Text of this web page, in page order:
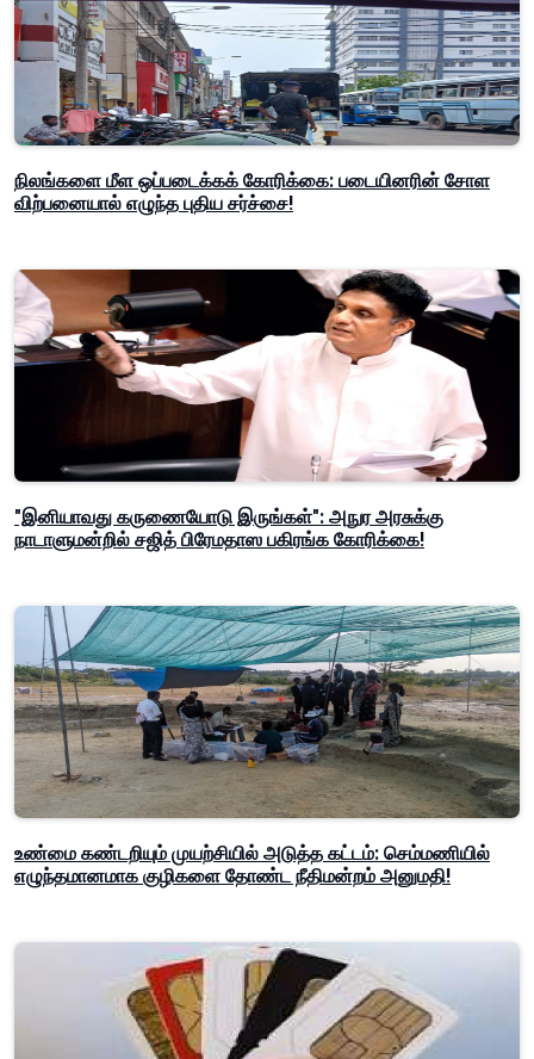
நிலங்களை மீள ஒப்படைக்கக் கோரிக்கை: படையினரின் சோள
விற்பனையால் எழுந்த புதிய சர்ச்சை!
"இனியாவது கருணையோடு இருங்கள்": அநுர அரசுக்கு
நாடாளுமன்றில் சஜித் பிரேமதாஸ பகிரங்க கோரிக்கை!
உண்மை கண்டறியும் முயற்சியில் அடுத்த கட்டம்: செம்மணியில்
எழுந்தமானமாக குழிகளை தோண்ட நீதிமன்றம் அனுமதி!